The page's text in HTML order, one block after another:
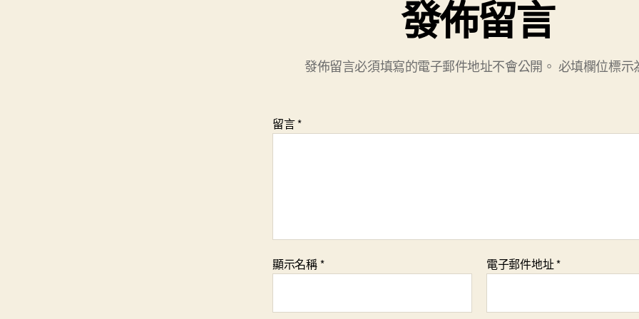
發佈留言
發佈留言必須填寫的電子郵件地址不會公開。 必填欄位標
留言*
顯示名稱* 電子郵件地址*